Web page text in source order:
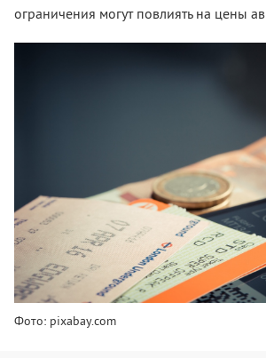
ограничения могут повлиять на цены
Фото: pixabay.com